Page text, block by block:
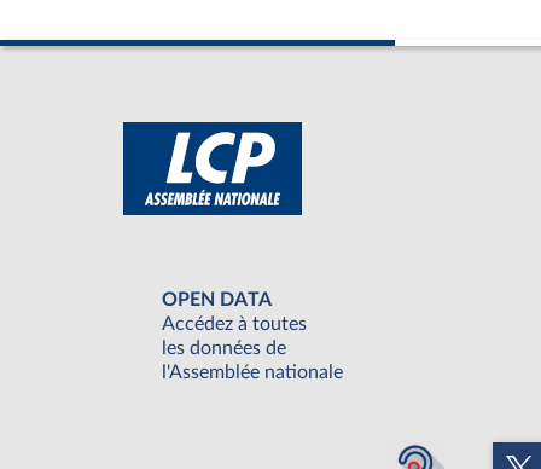
OPEN DATA
Accédez à toutes
les données de
l'Assemblée nationale